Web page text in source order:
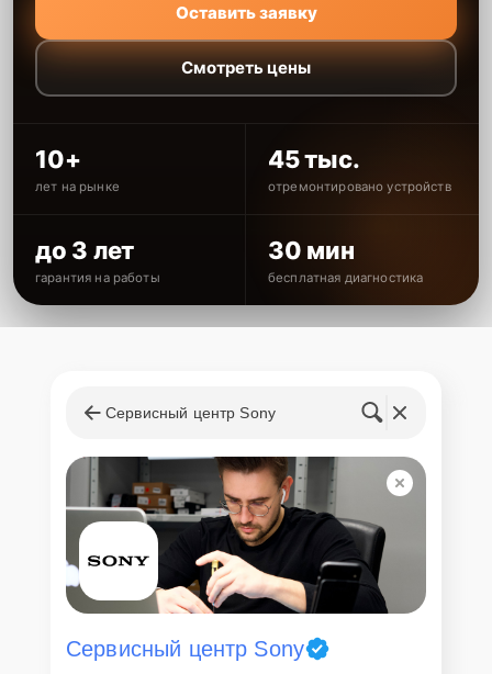
Оставить заявку
Смотреть цены
10+
лет на рынке
45 тыс.
отремонтировано устройств
до 3 лет
гарантия на работы
30 мин
бесплатная диагностика
Сервисный центр Sony
Сервисный центр Sony